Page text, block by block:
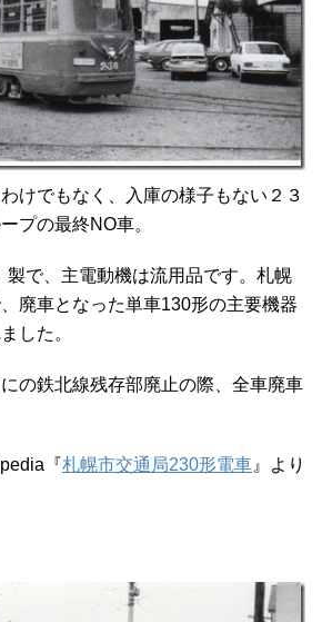
けでもなく、入庫の様子もない２３
プの最終NO車。
製で、主電動機は流用品です。札幌
廃車となった単車130形の主要機器
した。
の鉄北線残存部廃止の際、全車廃車
『札幌市交通局230形電車 』より